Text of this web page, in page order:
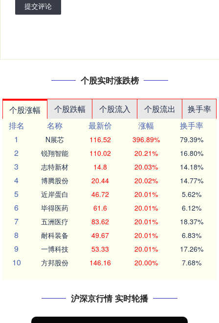
提交评论
个股实时涨跌榜
个股涨幅 个股跌幅 个股流入 个股流出
换手率
排名
名称 最新价 涨幅
换手率
1
N展芯 116.52 396.89% 79.39%
2 锐翔智能 110.02 20.21% 16.80%
3 志特新材 14.8 20.03% 14.18%
4 博腾股份 20.44 20.02% 14.77%
5 近岸蛋白 46.72 20.01% 5.62%
6 毕得医药 61.6 20.01% 6.12%
7 五洲医疗 83.62 20.01% 18.37%
8 耐科装备 49.67 20.01% 6.83%
9 一博科技 53.33 20.01% 17.26%
10 方邦股份 146.16 20.00% 7.68%
沪深京行情 实时轮播